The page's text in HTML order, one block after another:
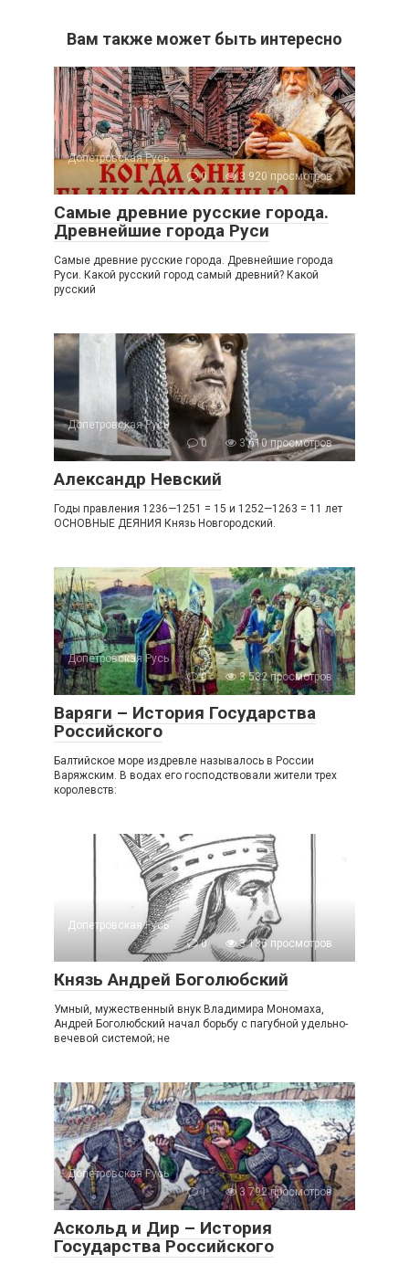
Вам также может быть интересно
Допетровская Русь
0
3 920 просмотров
Самые древние русские города.
Древнейшие города Руси
Самые древние русские города. Древнейшие города
Руси. Какой русский город самый древний? Какой
русский
Допетровская Русь
0
3 610 просмотров
Александр Невский
Годы правления 1236—1251 = 15 и 1252—1263 = 11 лет
ОСНОВНЫЕ ДЕЯНИЯ Князь Новгородский.
Допетровская Русь
0
3 532 просмотров
Варяги – История Государства
Российского
Балтийское море издревле называлось в России
Варяжским. В водах его господствовали жители трех
королевств:
Допетровская Русь
0
3 136 просмотров
Князь Андрей Боголюбский
Умный, мужественный внук Владимира Мономаха,
Андрей Боголюбский начал борьбу с пагубной удельно-
вечевой системой; не
Допетровская Русь
1
3 792 просмотров
Аскольд и Дир – История
Государства Российского